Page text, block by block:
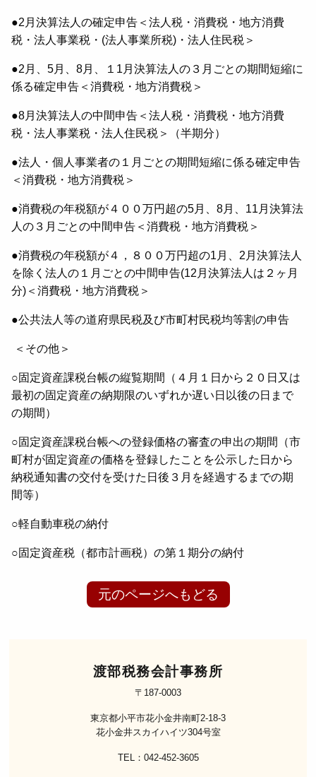
●2月決算法人の確定申告＜法人税・消費税・地方消費
税・法人事業税・(法人事業所税)・法人住民税＞
●2月、5月、8月、１1月決算法人の３月ごとの期間短縮に
係る確定申告＜消費税・地方消費税＞
●8月決算法人の中間申告＜法人税・消費税・地方消費
税・法人事業税・法人住民税＞（半期分）
●法人・個人事業者の１月ごとの期間短縮に係る確定申告
＜消費税・地方消費税＞
●消費税の年税額が４００万円超の5月、8月、11月決算法
人の３月ごとの中間申告＜消費税・地方消費税＞
●消費税の年税額が４，８００万円超の1月、2月決算法人
を除く法人の１月ごとの中間申告(12月決算法人は２ヶ月
分)＜消費税・地方消費税＞
●公共法人等の道府県民税及び市町村民税均等割の申告
＜その他＞
○固定資産課税台帳の縦覧期間（４月１日から２０日又は
最初の固定資産の納期限のいずれか遅い日以後の日まで
の期間）
○固定資産課税台帳への登録価格の審査の申出の期間（市
町村が固定資産の価格を登録したことを公示した日から
納税通知書の交付を受けた日後３月を経過するまでの期
間等）
○軽自動車税の納付
○固定資産税（都市計画税）の第１期分の納付
元のページへもどる
渡部税務会計事務所
〒187-0003
東京都小平市花小金井南町2-18-3
花小金井スカイハイツ304号室
TEL：042-452-3605